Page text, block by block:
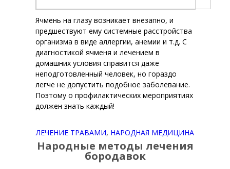
Ячмень на глазу возникает внезапно, и
предшествуют ему системные расстройства
организма в виде аллергии, анемии и т.д. С
диагностикой ячменя и лечением в
домашних условия справится даже
неподготовленный человек, но гораздо
легче не допустить подобное заболевание.
Поэтому о профилактических мероприятиях
должен знать каждый!
ЛЕЧЕНИЕ ТРАВАМИ, НАРОДНАЯ МЕДИЦИНА
Народные методы лечения
бородавок